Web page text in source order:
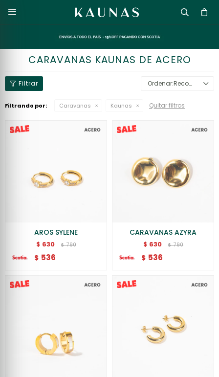

CARAVANAS KAUNAS DE ACERO
Recomendados
Filtrando por: Caravanas Kaunas Quitar filtros
AROS SYLENE
$ 630 $ 790
$ 536
CARAVANAS AZYRA
$ 630 $ 790
$ 536